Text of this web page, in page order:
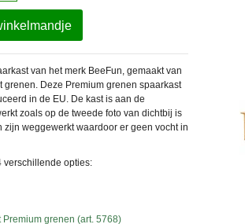
van het merk BeeFun, gemaakt van
grenen. Deze Premium grenen spaarkast
in de EU. De kast is aan de
zoals op de tweede foto van dichtbij is
zijn weggewerkt waardoor er geen vocht in
verschillende opties:
grenen (art. 5768)